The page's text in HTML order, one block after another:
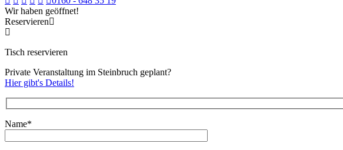
Wir haben geöffnet!
Reservieren
Tisch reservieren
Private Veranstaltung im Steinbruch geplant?
Hier gibt's Details!
Name*